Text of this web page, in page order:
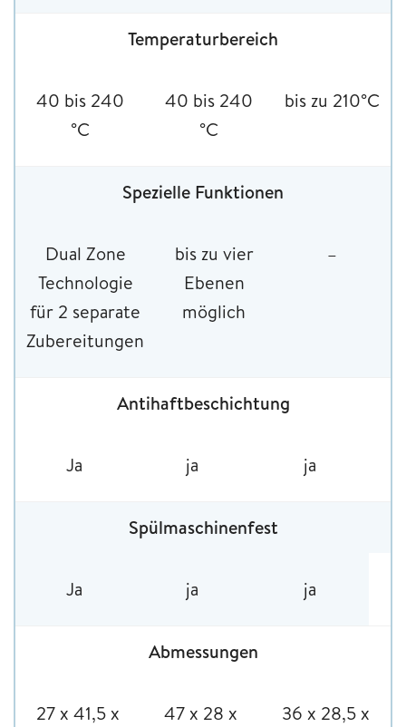
Temperaturbereich
40 bis 240
°C
40 bis 240
°C
bis zu 210°C
Spezielle Funktionen
Dual Zone
Technologie
für 2 separate
Zubereitungen
bis zu vier
Ebenen
möglich
–
Antihaftbeschichtung
Ja ja ja
Spülmaschinenfest
Ja ja ja
Abmessungen
‎27 x 41,5 x
‎47 x 28 x
‎36 x 28,5 x